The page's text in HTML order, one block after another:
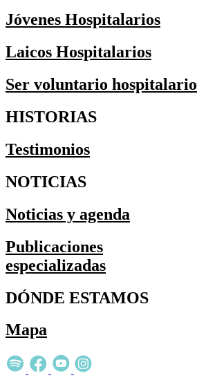
Jóvenes Hospitalarios
Laicos Hospitalarios
Ser voluntario hospitalario
HISTORIAS
Testimonios
NOTICIAS
Noticias y agenda
Publicaciones
especializadas
DÓNDE ESTAMOS
Mapa